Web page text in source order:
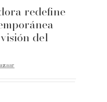
redefine
del